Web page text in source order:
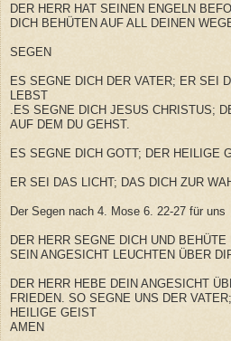
DER HERR HAT SEINEN ENGELN
DICH BEHÜTEN AUF ALL DEINEN
SEGEN
ES SEGNE DICH DER VATER; ER SEI
LEBST
.ES SEGNE DICH JESUS CHRISTUS;
AUF DEM DU GEHST.
ES SEGNE DICH GOTT; DER HEILIGE
ER SEI DAS LICHT; DAS DICH ZUR
Der Segen nach 4. Mose 6. 22-27 für uns
DER HERR SEGNE DICH UND
SEIN ANGESICHT LEUCHTEN ÜBER
DER HERR HEBE DEIN ANGESICHT
FRIEDEN. SO SEGNE UNS DER
HEILIGE GEIST
AMEN